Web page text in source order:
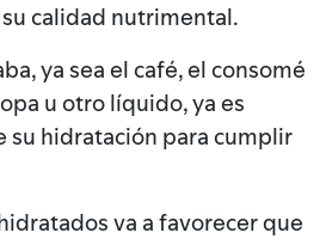
calidad nutrimental.
ya sea el café, el consomé
u otro líquido, ya es
su hidratación para cumplir
va a favorecer que